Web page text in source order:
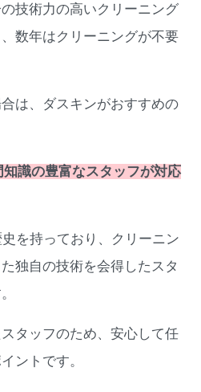
技術力の高いクリーニング
数年はクリーニングが不要
は、ダスキンがおすすめの
知識の豊富なスタッフが対応
を持っており、クリーニン
独自の技術を会得したスタ
タッフのため、安心して任
ントです。